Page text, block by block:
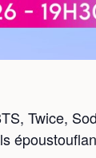
Twice,